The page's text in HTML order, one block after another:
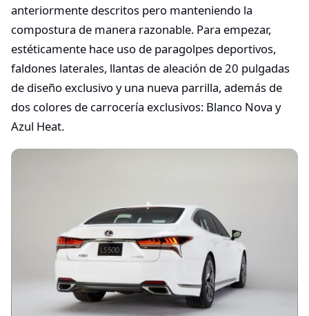
anteriormente descritos pero manteniendo la
compostura de manera razonable. Para empezar,
estéticamente hace uso de paragolpes deportivos,
faldones laterales, llantas de aleación de 20 pulgadas
de diseño exclusivo y una nueva parrilla, además de
dos colores de carrocería exclusivos: Blanco Nova y
Azul Heat.